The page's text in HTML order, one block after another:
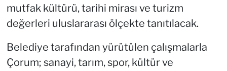
mutfak kültürü, tarihi mirası ve turizm
değerleri uluslararası ölçekte tanıtılacak.
Belediye tarafından yürütülen çalışmalarla
Çorum; sanayi, tarım, spor, kültür ve